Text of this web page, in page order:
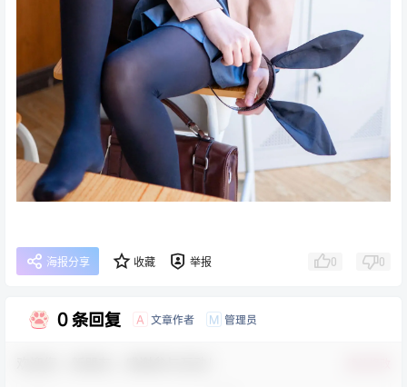
海报分享 收藏 举报 0 0
0 条回复 A 文章作者 M 管理员